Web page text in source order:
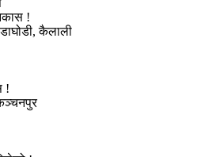
!
कैलाली
!